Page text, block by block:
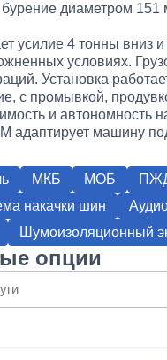
диаметром
усилие 4 тонны вниз и
условиях.
Установка
с промывкой,
и
машину
МКБ МОБ
накачки шин
Шумоизоляционный
опции